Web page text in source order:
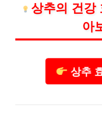
상추의 건강
아
상추